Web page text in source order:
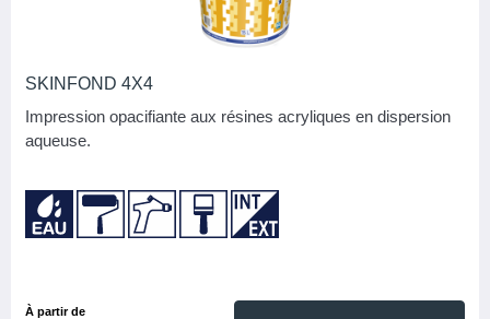
SKINFOND 4X4
Impression opacifiante aux résines acryliques en dispersion
aqueuse.
À partir de